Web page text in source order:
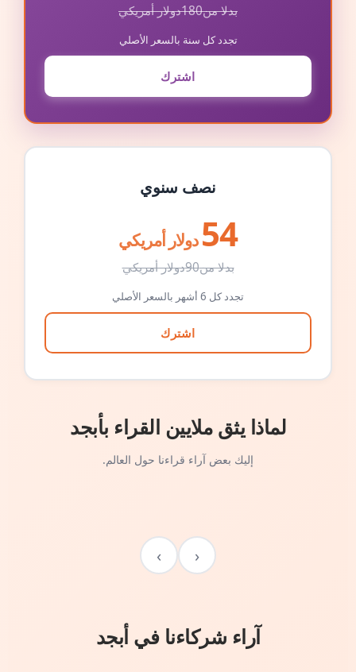
بدلا من180دولار أمريكي
تجدد كل سنة بالسعر الأصلي
اشترك
نصف سنوي
54 دولار أمريكي
بدلا من90دولار أمريكي
تجدد كل 6 أشهر بالسعر الأصلي
اشترك
لماذا يثق ملايين القراء بأبجد
إليك بعض آراء قراءنا حول العالم.
‹
›
آراء شركاءنا في أبجد